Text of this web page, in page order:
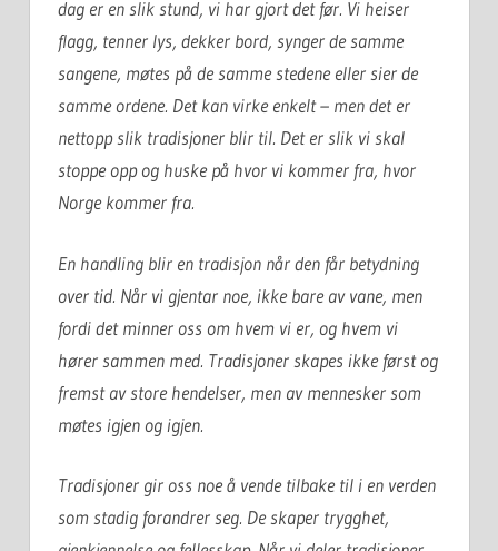
dag er en slik stund, vi har gjort det før. Vi heiser
flagg, tenner lys, dekker bord, synger de samme
sangene, møtes på de samme stedene eller sier de
samme ordene. Det kan virke enkelt – men det er
nettopp slik tradisjoner blir til. Det er slik vi skal
stoppe opp og huske på hvor vi kommer fra, hvor
Norge kommer fra.
En handling blir en tradisjon når den får betydning
over tid. Når vi gjentar noe, ikke bare av vane, men
fordi det minner oss om hvem vi er, og hvem vi
hører sammen med. Tradisjoner skapes ikke først og
fremst av store hendelser, men av mennesker som
møtes igjen og igjen.
Tradisjoner gir oss noe å vende tilbake til i en verden
som stadig forandrer seg. De skaper trygghet,